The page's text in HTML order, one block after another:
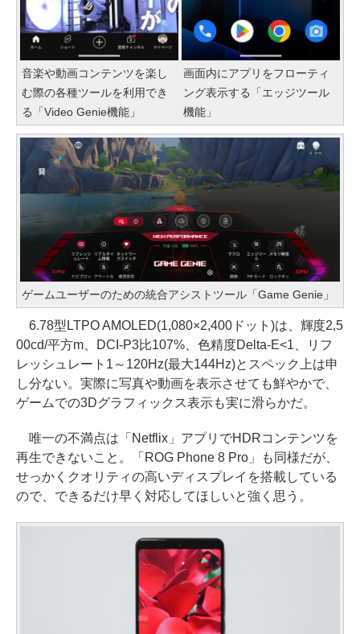
音楽や動画コンテンツを楽し
む際の各種ツールを利用でき
る「Video Genie機能」
画面内にアプリをフローティ
ング表示する「エッジツール
機能」
ゲームユーザーのための統合アシストツール「Game Genie」
6.78型LTPO AMOLED(1,080×2,400ドット)は、輝度2,5
00cd/平方m、DCI-P3比107%、色精度Delta-E<1、リフ
レッシュレート1～120Hz(最大144Hz)とスペック上は申
し分ない。実際に写真や動画を表示させても鮮やかで、
ゲームでの3Dグラフィックス表示も実に滑らかだ。
唯一の不満点は「Netflix」アプリでHDRコンテンツを
再生できないこと。「ROG Phone 8 Pro」も同様だが、
せっかくクオリティの高いディスプレイを搭載している
ので、できるだけ早く対応してほしいと強く思う。